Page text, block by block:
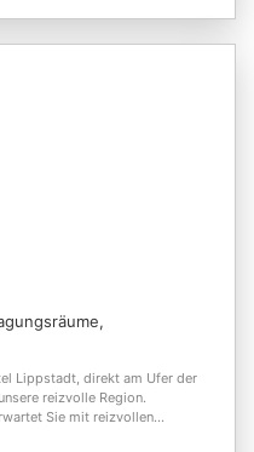
Lippstadt, direkt am Ufer der
reizvolle Region.
Sie mit reizvollen...